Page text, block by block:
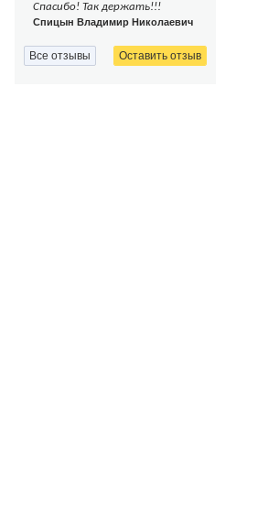
Спасибо! Так держать!!!
Спицын Владимир Николаевич
Все отзывы Оставить отзыв